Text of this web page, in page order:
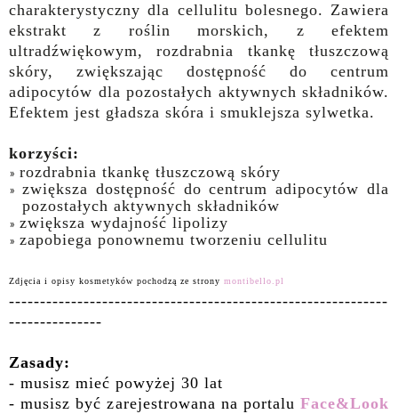
charakterystyczny dla cellulitu bolesnego. Zawiera
ekstrakt z roślin morskich, z efektem
ultradźwiękowym, rozdrabnia tkankę tłuszczową
skóry, zwiększając dostępność do centrum
adipocytów dla pozostałych aktywnych składników.
Efektem jest gładsza skóra i smuklejsza sylwetka.
korzyści:
rozdrabnia tkankę tłuszczową skóry
zwiększa dostępność do centrum adipocytów dla
pozostałych aktywnych składników
zwiększa wydajność lipolizy
zapobiega ponownemu tworzeniu cellulitu
Zdjęcia i opisy kosmetyków pochodzą ze strony montibello.pl
-------------------------------------------------------------
---------------
Zasady:
- musisz mieć powyżej 30 lat
- musisz być zarejestrowana na portalu Face&Look